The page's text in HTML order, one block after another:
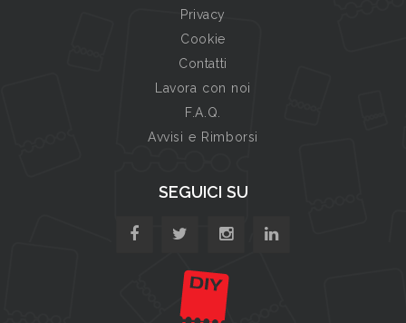
Privacy
Cookie
Contatti
Lavora con noi
F.A.Q.
Avvisi e Rimborsi
SEGUICI SU